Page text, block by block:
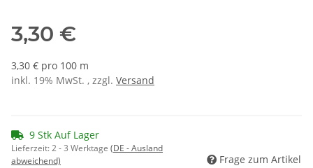
3,30 €
3,30 € pro 100 m
inkl. 19% MwSt. , zzgl. Versand
9 Stk Auf Lager
Lieferzeit:2 - 3 Werktage (DE - Ausland
abweichend)
Frage zum Artikel